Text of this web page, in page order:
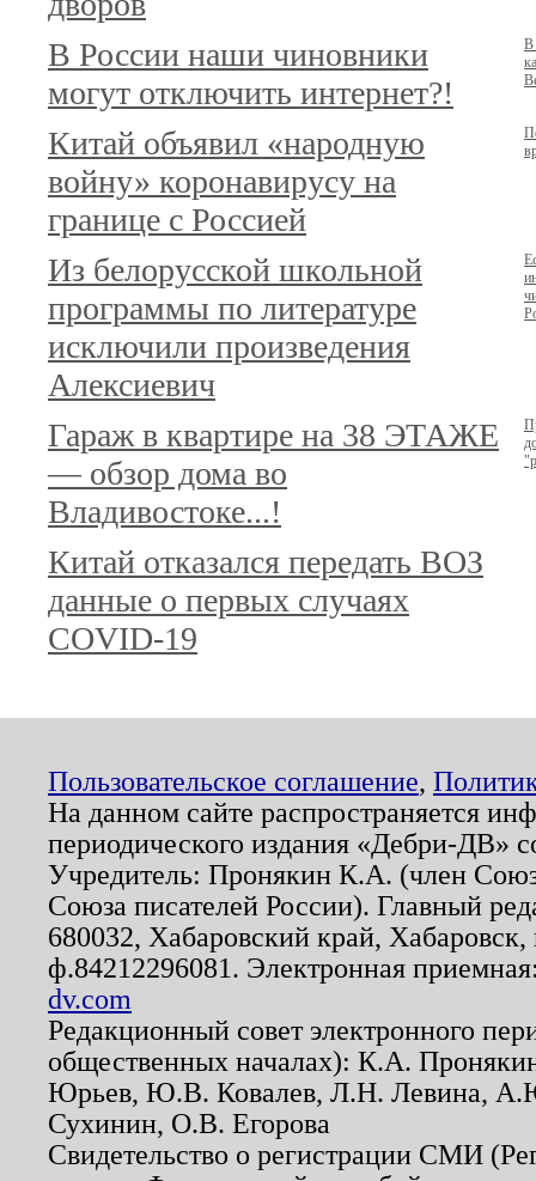
В России наши чиновники
могут отключить интернет?!
В
Китай объявил «народную
войну» коронавирусу на
границе с Россией
Из белорусской школьной
программы по литературе
исключили произведения
Алексиевич
Гараж в квартире на 38 ЭТАЖЕ
— обзор дома во
Владивостоке...!
Китай отказался передать ВОЗ
данные о первых случаях
COVID-19
Пользовательское соглашение,
На данном сайте распространяется
периодического издания «Дебри-ДВ»
Учредитель: Пронякин К.А. (член
Союза писателей России). Главный
680032, Хабаровский край,
ф.84212296081. Электронная
dv.com
Редакционный совет электронного
общественных началах): К.А.
Юрьев, Ю.В. Ковалев, Л.Н. Левина,
Сухинин, О.В. Егорова
Свидетельство о регистрации СМИ